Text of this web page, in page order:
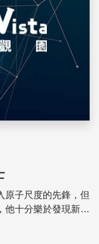
原子尺度的先鋒，但
他十分樂於發現新現